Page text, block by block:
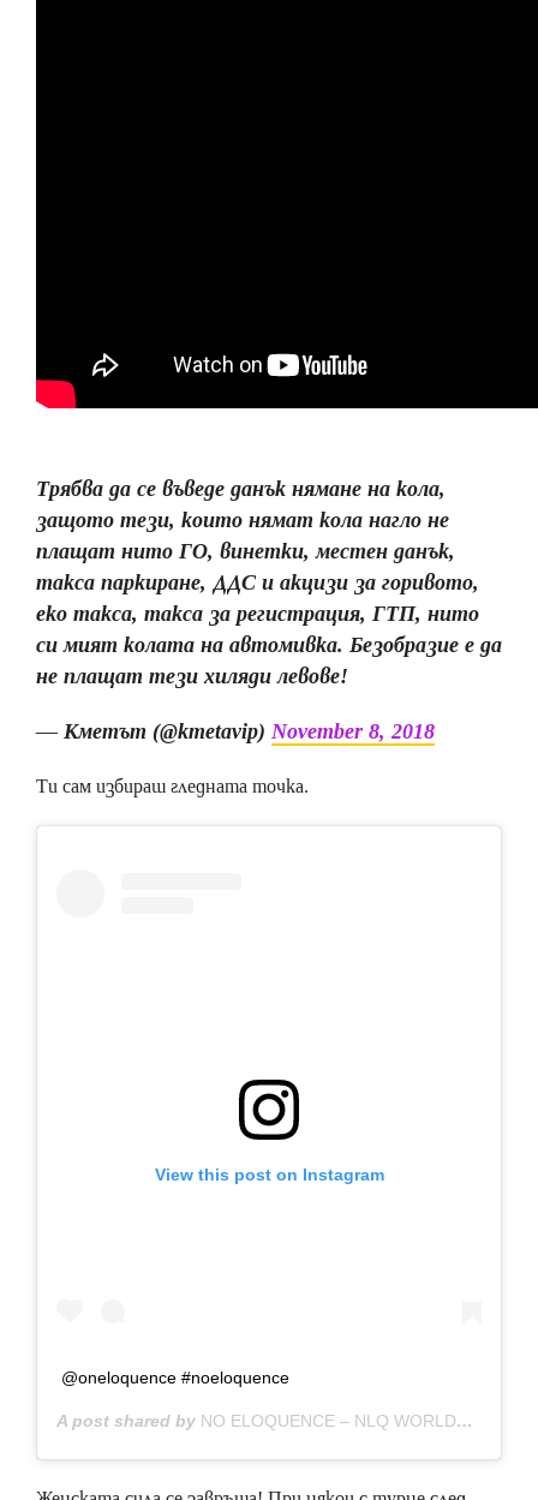
Трябва да се въведе данък нямане на кола,
защото тези, които нямат кола нагло не
плащат нито ГО, винетки, местен данък,
такса паркиране, ДДС и акцизи за горивото,
еко такса, такса за регистрация, ГТП, нито
си мият колата на автомивка. Безобразие е да
не плащат тези хиляди левове!
— Кметът (@kmetavip) November 8, 2018
Ти сам избираш гледната точка.
View this post on Instagram
@oneloquence #noeloquence
A post shared by NO ELOQUENCE – NLQ WORLDWIDE